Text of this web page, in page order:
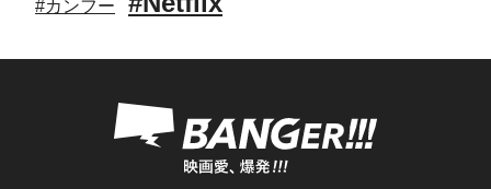
#カンフー